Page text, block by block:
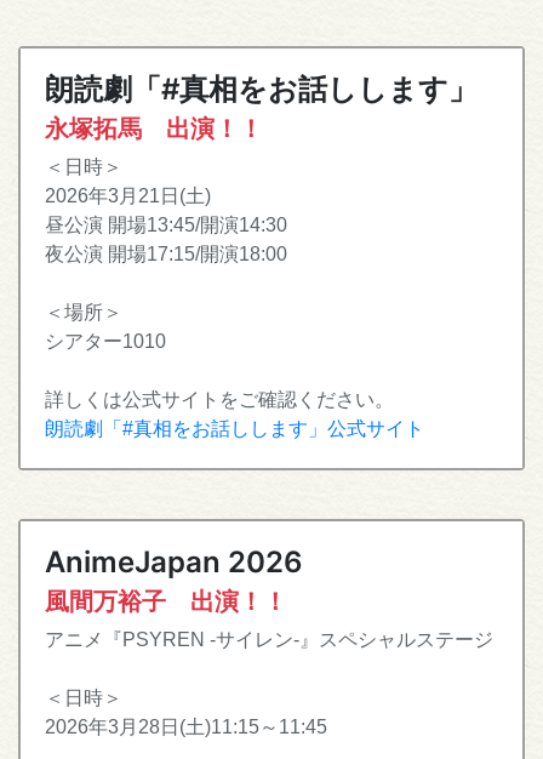
朗読劇「#真相をお話しします」
永塚拓馬 出演！！
＜日時＞
2026年3月21日(土)
昼公演 開場13:45/開演14:30
夜公演 開場17:15/開演18:00
＜場所＞
シアター1010
詳しくは公式サイトをご確認ください。
朗読劇「#真相をお話しします」公式サイト
AnimeJapan 2026
風間万裕子 出演！！
アニメ『PSYREN -サイレン-』スペシャルステージ
＜日時＞
2026年3月28日(土)11:15～11:45